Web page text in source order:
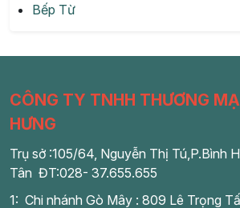
Bếp Từ
CÔNG TY TNHH THƯƠNG
HƯNG
Trụ sở :105/64, Nguyễn Thị Tú,P.Bình
Tân ĐT:028- 37.655.655
1: Chi nhánh Gò Mây : 809 Lê Trọng